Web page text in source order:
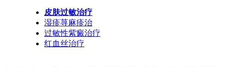
皮肤过敏治疗
湿疹荨麻疹治
过敏性紫癜治疗
红血丝治疗